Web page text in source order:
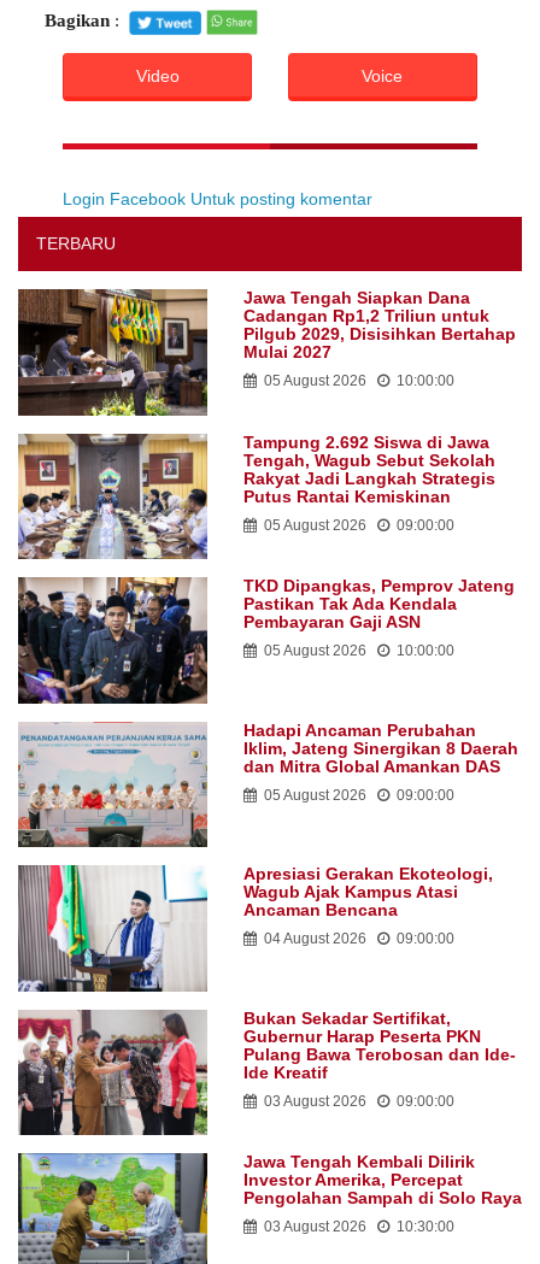
Bagikan :
Video Voice
Login Facebook Untuk posting komentar
TERBARU
Jawa Tengah Siapkan Dana
Cadangan Rp1,2 Triliun untuk
Pilgub 2029, Disisihkan Bertahap
Mulai 2027
05 August 2026 10:00:00
Tampung 2.692 Siswa di Jawa
Tengah, Wagub Sebut Sekolah
Rakyat Jadi Langkah Strategis
Putus Rantai Kemiskinan
05 August 2026 09:00:00
TKD Dipangkas, Pemprov Jateng
Pastikan Tak Ada Kendala
Pembayaran Gaji ASN
05 August 2026 10:00:00
Hadapi Ancaman Perubahan
Iklim, Jateng Sinergikan 8 Daerah
dan Mitra Global Amankan DAS
05 August 2026 09:00:00
Apresiasi Gerakan Ekoteologi,
Wagub Ajak Kampus Atasi
Ancaman Bencana
04 August 2026 09:00:00
Bukan Sekadar Sertifikat,
Gubernur Harap Peserta PKN
Pulang Bawa Terobosan dan Ide-
Ide Kreatif
03 August 2026 09:00:00
Jawa Tengah Kembali Dilirik
Investor Amerika, Percepat
Pengolahan Sampah di Solo Raya
03 August 2026 10:30:00